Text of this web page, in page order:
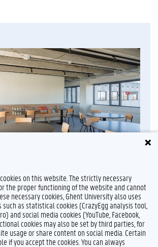
Y
o
u
T
I
n
s
t
on this website. The strictly necessary
the proper functioning of the website and cannot
necessary cookies, Ghent University also uses
as statistical cookies (CrazyEgg analysis tool,
and social media cookies (YouTube, Facebook,
cookies may also be set by third parties, for
usage or share content on social media. Certain
if you accept the cookies. You can always